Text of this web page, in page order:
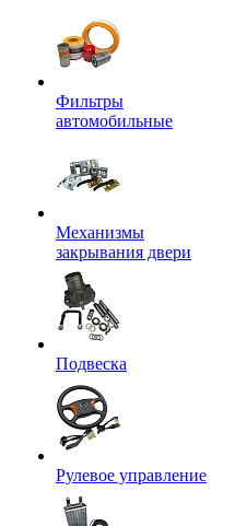
Фильтры
автомобильные
Механизмы
закрывания двери
Подвеска
Рулевое управление